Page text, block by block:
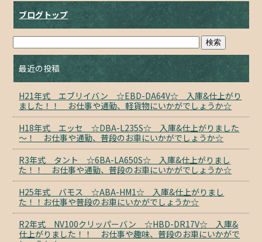
ブログトップ
最近の投稿
H21年式 エブリイバン ☆EBD-DA64V☆ 入庫&仕上がり
ました！！ お仕事や通勤、軽貨物にいかがでしょうか☆
H18年式 エッセ ☆DBA-L235S☆ 入庫&仕上がりました
～！ お仕事や通勤、普段のお車にいかがでしょうか☆
R3年式 タント ☆6BA-LA650S☆ 入庫&仕上がりまし
た！！ お仕事や通勤、普段のお車にいかがでしょうか☆
H25年式 バモス ☆ABA-HM1☆ 入庫&仕上がりまし
た！！お仕事や普段のお車にいかがでしょうか☆
R2年式 NV100クリッパーバン ☆HBD-DR17V☆ 入庫&
仕上がりました！！ お仕事や趣味、普段のお車にいかがで